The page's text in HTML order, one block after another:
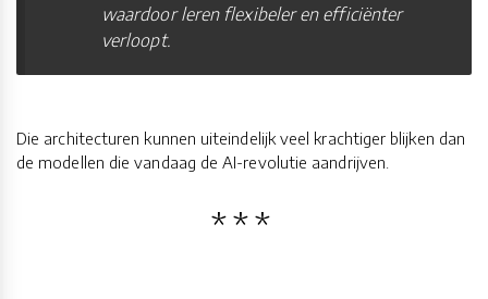
waardoor leren flexibeler en efficiënter
verloopt.
Die architecturen kunnen uiteindelijk veel krachtiger blijken dan
de modellen die vandaag de AI-revolutie aandrijven.